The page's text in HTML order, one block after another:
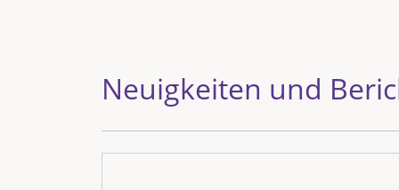
Neuigkeiten und